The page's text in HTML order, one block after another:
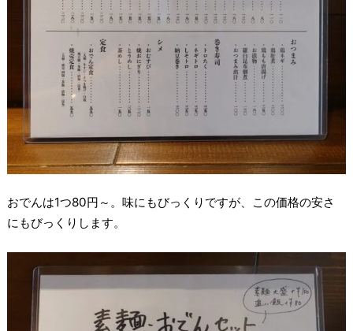
おでんは1つ80円～。味にもびっくりですが、この価格の安さ
にもびっくりします。